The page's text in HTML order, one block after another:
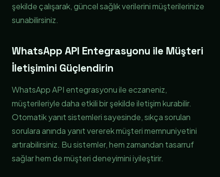
şekilde çalışarak, güncel sağlık verilerini müşterilerinize
sunabilirsiniz.
WhatsApp API Entegrasyonu ile Müşteri
İletişimini Güçlendirin
WhatsApp API entegrasyonu ile eczaneniz,
müşterileriyle daha etkili bir şekilde iletişim kurabilir.
Otomatik yanıt sistemleri sayesinde, sıkça sorulan
sorulara anında yanıt vererek müşteri memnuniyetini
artırabilirsiniz. Bu sistemler, hem zamandan tasarruf
sağlar hem de müşteri deneyimini iyileştirir.